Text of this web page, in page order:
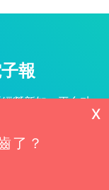
報
營新知、平台功
了？
X